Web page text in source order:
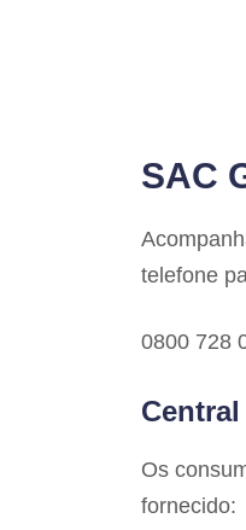
SAC
telefone
0800 728
Os
fornecido: